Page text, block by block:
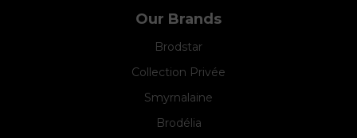
Our Brands
Brodstar
Collection Privée
Smyrnalaine
Brodélia